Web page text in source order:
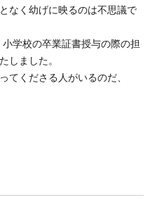
なく幼げに映るのは不思議で
学校の卒業証書授与の際の担
しました。
てくださる人がいるのだ、